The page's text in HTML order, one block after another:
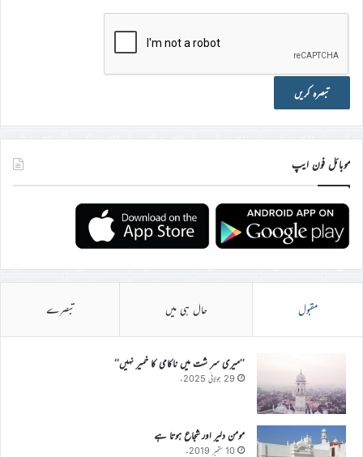
موبائل فون ایپ
مقبول حال ہی میں تبصرے
’’میری سر شت میں ناکامی کا خمیر نہیں‘‘
29 جولائی 2025ء
مومن دلیر اور شجاع ہوتا ہے
10 ستمبر 2019ء